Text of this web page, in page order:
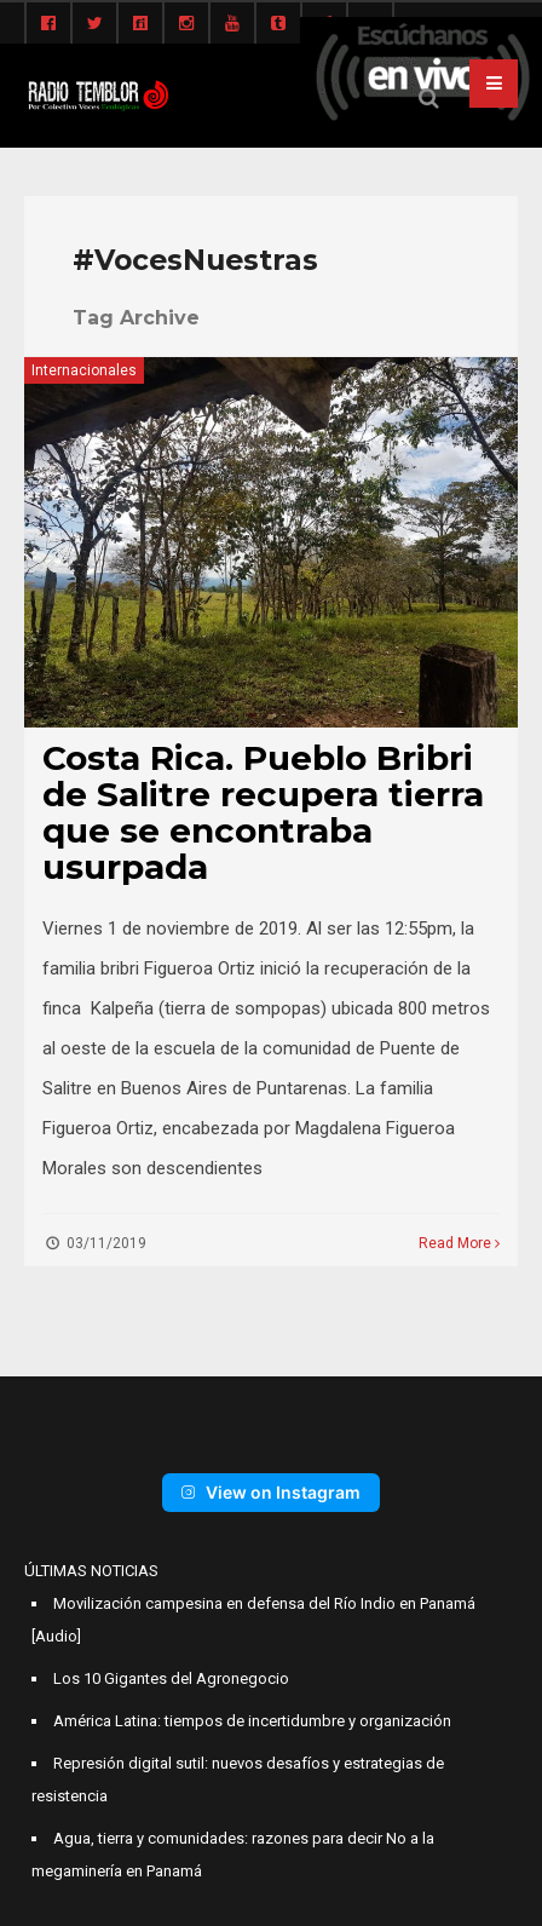
#VocesNuestras
Tag Archive
Internacionales
Costa Rica. Pueblo Bribri
de Salitre recupera tierra
que se encontraba
usurpada
Viernes 1 de noviembre de 2019. Al ser las 12:55pm, la
familia bribri Figueroa Ortiz inició la recuperación de la
finca Kalpeña (tierra de sompopas) ubicada 800 metros
al oeste de la escuela de la comunidad de Puente de
Salitre en Buenos Aires de Puntarenas. La familia
Figueroa Ortiz, encabezada por Magdalena Figueroa
Morales son descendientes
03/11/2019 Read More
View on Instagram
ÚLTIMAS NOTICIAS
Movilización campesina en defensa del Río Indio en Panamá
[Audio]
Los 10 Gigantes del Agronegocio
América Latina: tiempos de incertidumbre y organización
Represión digital sutil: nuevos desafíos y estrategias de
resistencia
Agua, tierra y comunidades: razones para decir No a la
megaminería en Panamá